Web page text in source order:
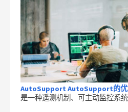
AutoSupport AutoSupport的
是一种遥测机制、可主动监控系统